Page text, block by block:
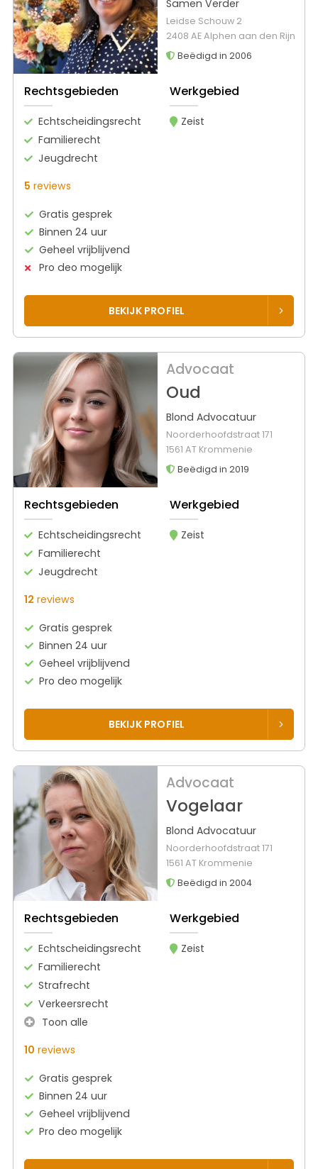
Samen Verder
Leidse Schouw 2
2408 AE Alphen aan den Rijn
Beëdigd in 2006
Rechtsgebieden
Echtscheidingsrecht
Familierecht
Jeugdrecht
Werkgebied
Zeist
5 reviews
Gratis gesprek
Binnen 24 uur
Geheel vrijblijvend
Pro deo mogelijk
BEKIJK PROFIEL
Advocaat
Oud
Blond Advocatuur
Noorderhoofdstraat 171
1561 AT Krommenie
Beëdigd in 2019
Rechtsgebieden
Echtscheidingsrecht
Familierecht
Jeugdrecht
Werkgebied
Zeist
12 reviews
Gratis gesprek
Binnen 24 uur
Geheel vrijblijvend
Pro deo mogelijk
BEKIJK PROFIEL
Advocaat
Vogelaar
Blond Advocatuur
Noorderhoofdstraat 171
1561 AT Krommenie
Beëdigd in 2004
Rechtsgebieden
Echtscheidingsrecht
Familierecht
Strafrecht
Verkeersrecht
Toon alle
Werkgebied
Zeist
10 reviews
Gratis gesprek
Binnen 24 uur
Geheel vrijblijvend
Pro deo mogelijk